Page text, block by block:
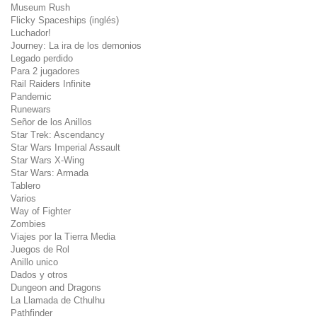
Museum Rush
Flicky Spaceships (inglés)
Luchador!
Journey: La ira de los demonios
Legado perdido
Para 2 jugadores
Rail Raiders Infinite
Pandemic
Runewars
Señor de los Anillos
Star Trek: Ascendancy
Star Wars Imperial Assault
Star Wars X-Wing
Star Wars: Armada
Tablero
Varios
Way of Fighter
Zombies
Viajes por la Tierra Media
Juegos de Rol
Anillo unico
Dados y otros
Dungeon and Dragons
La Llamada de Cthulhu
Pathfinder